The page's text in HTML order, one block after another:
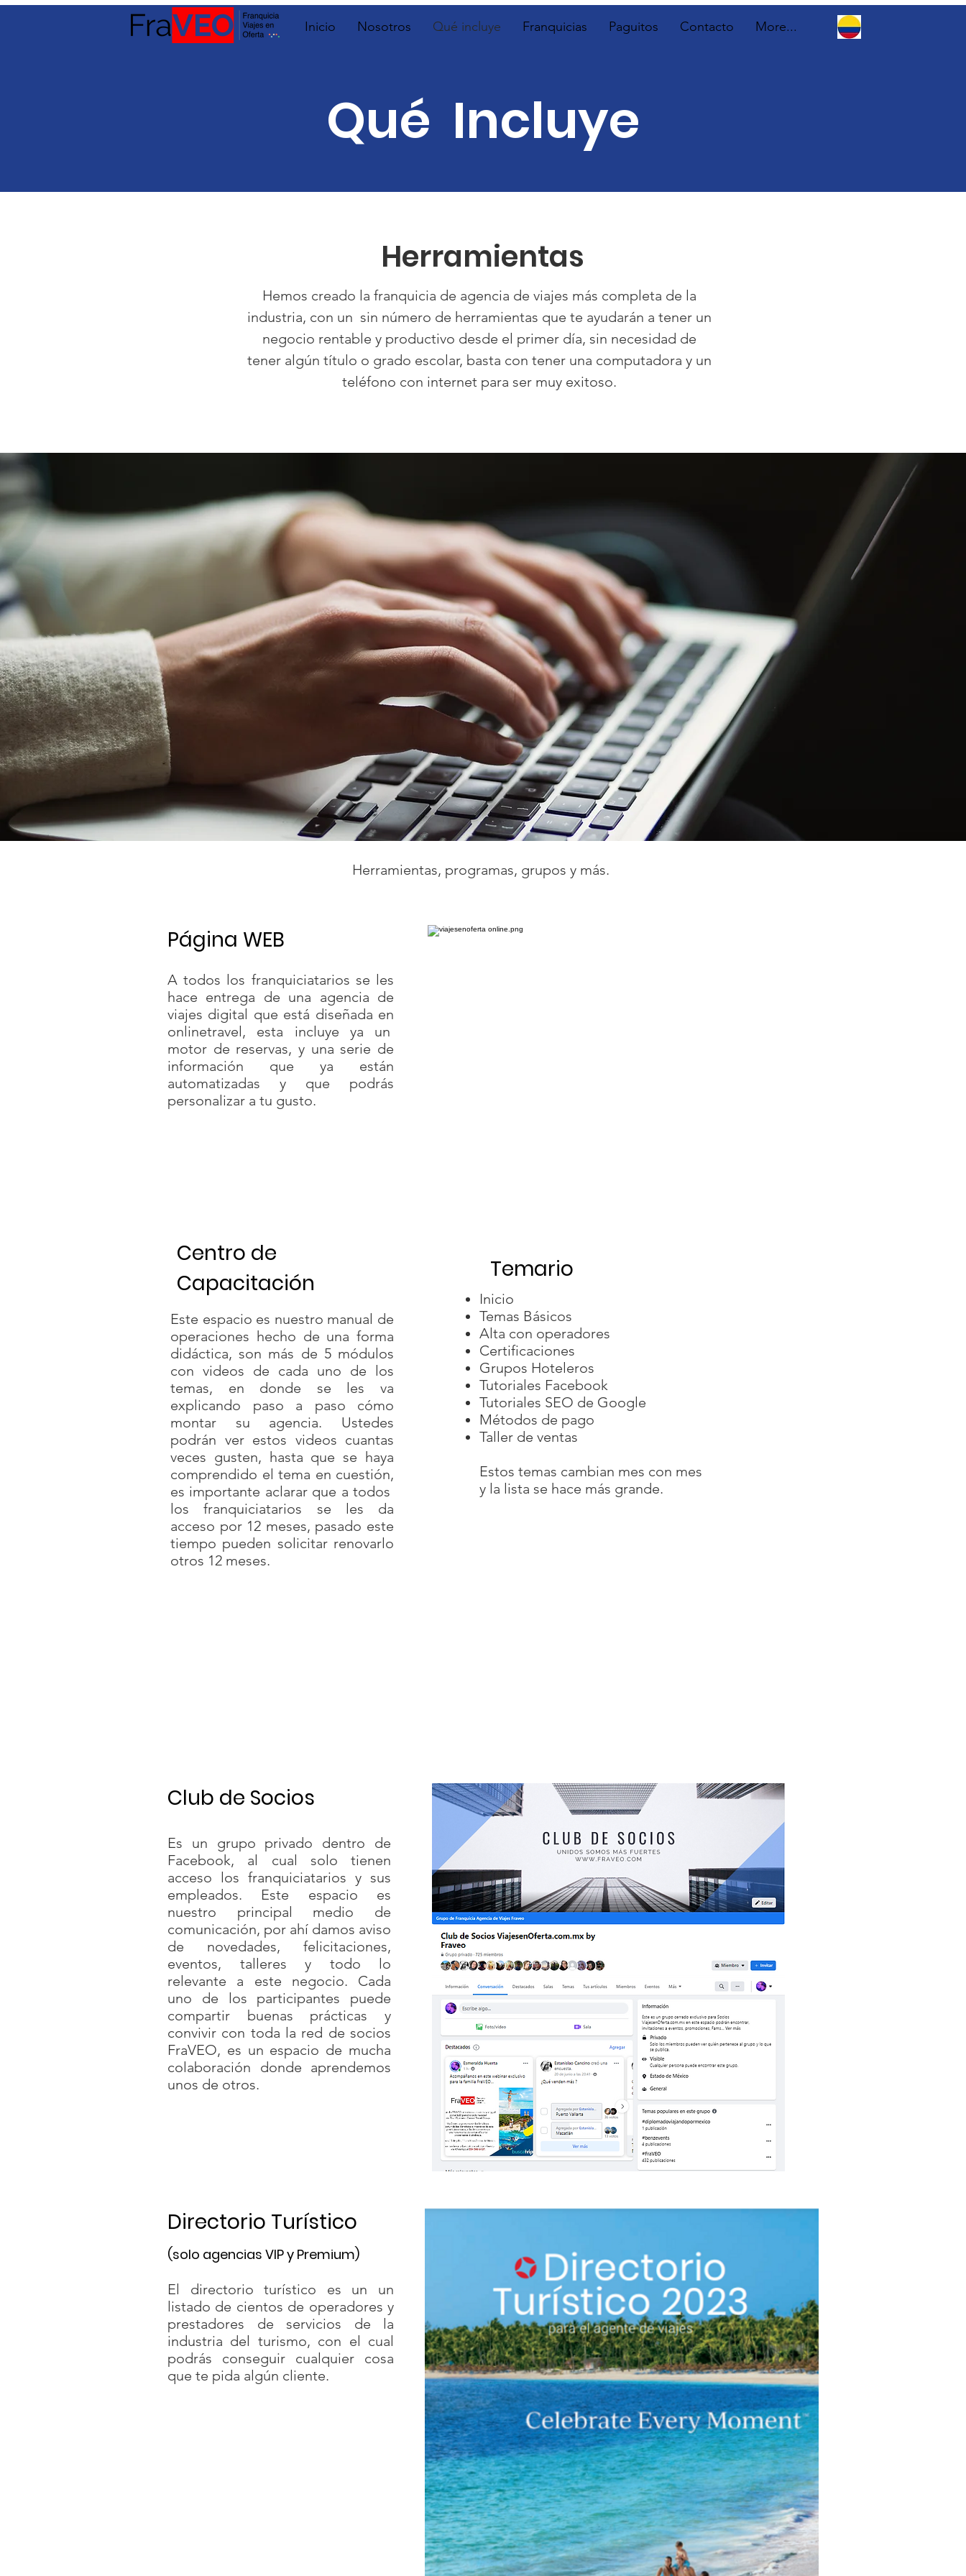
Inicio Nosotros Qué incluye Franquicias Paguitos Contacto More...
Qué Incluye
Herramientas
Hemos creado la franquicia de agencia de viajes más completa de la
industria, con un sin número de herramientas que te ayudarán a tener un
negocio rentable y productivo desde el primer día, sin necesidad de
tener algún título o grado escolar, basta con tener una computadora y un
teléfono con internet para ser muy exitoso.
Herramientas, programas, grupos y más.
Página WEB
A todos los franquiciatarios se les
hace entrega de una agencia de
viajes digital que está diseñada en
onlinetravel, esta incluye ya un
motor de reservas, y una serie de
información que ya están
automatizadas y que podrás
personalizar a tu gusto.
Centro de
Capacitación
Este espacio es nuestro manual de
operaciones hecho de una forma
didáctica, son más de 5 módulos
con videos de cada uno de los
temas, en donde se les va
explicando paso a paso cómo
montar su agencia. Ustedes
podrán ver estos videos cuantas
veces gusten, hasta que se haya
comprendido el tema en cuestión,
es importante aclarar que a todos
los franquiciatarios se les da
acceso por 12 meses, pasado este
tiempo pueden solicitar renovarlo
otros 12 meses.
Temario
Inicio
Temas Básicos
Alta con operadores
Certificaciones
Grupos Hoteleros
Tutoriales Facebook
Tutoriales SEO de Google
Métodos de pago
Taller de ventas
Estos temas cambian mes con mes
y la lista se hace más grande.
Club de Socios
Es un grupo privado dentro de
Facebook, al cual solo tienen
acceso los franquiciatarios y sus
empleados. Este espacio es
nuestro principal medio de
comunicación, por ahí damos aviso
de novedades, felicitaciones,
eventos, talleres y todo lo
relevante a este negocio. Cada
uno de los participantes puede
compartir buenas prácticas y
convivir con toda la red de socios
FraVEO, es un espacio de mucha
colaboración donde aprendemos
unos de otros.
Directorio Turístico
(solo agencias VIP y Premium)
El directorio turístico es un un
listado de cientos de operadores y
prestadores de servicios de la
industria del turismo, con el cual
podrás conseguir cualquier cosa
que te pida algún cliente.